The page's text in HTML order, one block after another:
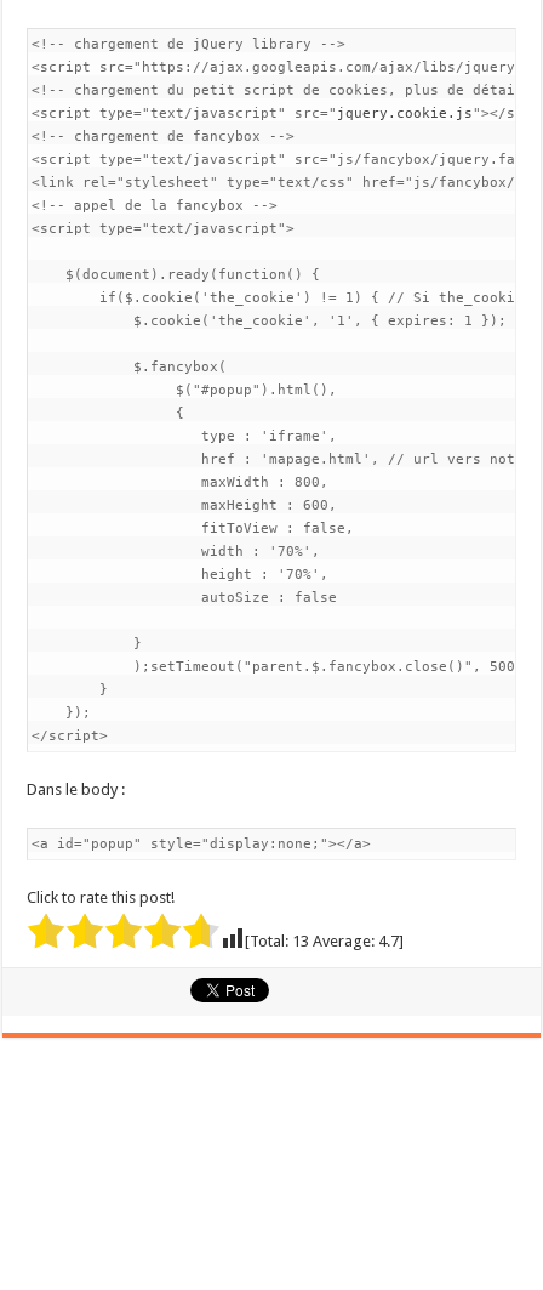
<!-- chargement de jQuery library -->
<script src="https://ajax.googleapis.com/ajax/libs/jquery/
<!-- chargement du petit script de cookies, plus de
<script type="text/javascript" src=" jquery.cookie.js"></
<!-- chargement de fancybox -->
<script type="text/javascript" src="js/fancybox/
<link rel="stylesheet" type="text/css" href="js/fancybox/
<!-- appel de la fancybox -->
<script type="text/javascript">
$(document).ready(function() {
if($.cookie('the_cookie') != 1) { // Si the_cookie n'a
$.cookie('the_cookie', '1', { expires: 1 }); //
$.fancybox(
$("#popup").html(),
{
type : 'iframe',
href : 'mapage.html', // url vers notre page html
maxWidth : 800,
maxHeight : 600,
fitToView : false,
width : '70%',
height : '70%',
autoSize : false
}
);setTimeout("parent.$.fancybox.close()", 5000); //
}
});
</script>
Dans le body :
<a id="popup" style="display:none;"></a>
Click to rate this post!
[Total: 13 Average: 4.7]